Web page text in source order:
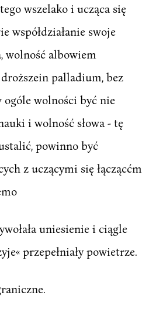
wszelako i ucząca się
współdziałanie swoje
wolność albowiem
palladium, bez
wolności być nie
i wolność słowa - tę
powinno być
z uczącymi się łączącćm
uniesienie i ciągle
przepełniały powietrze.